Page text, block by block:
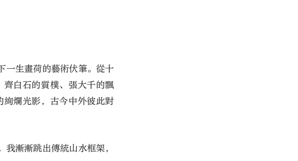
一生畫荷的藝術伏筆。從十
白石的質樸、張大千的飄
爛光影，古今中外彼此對
漸漸跳出傳統山水框架，